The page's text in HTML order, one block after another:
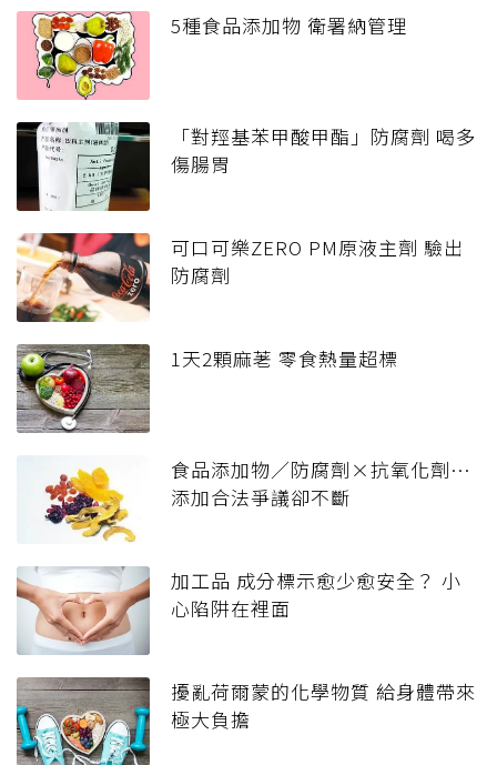
5種食品添加物 衛署納管理
「對羥基苯甲酸甲酯」防腐劑 喝多
傷腸胃
可口可樂ZERO PM原液主劑 驗出
防腐劑
1天2顆麻荖 零食熱量超標
食品添加物／防腐劑×抗氧化劑…
添加合法爭議卻不斷
加工品 成分標示愈少愈安全？ 小
心陷阱在裡面
擾亂荷爾蒙的化學物質 給身體帶來
極大負擔